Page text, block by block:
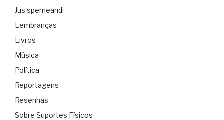
Jus sperneandi
Lembranças
Livros
Música
Política
Reportagens
Resenhas
Sobre Suportes Físicos